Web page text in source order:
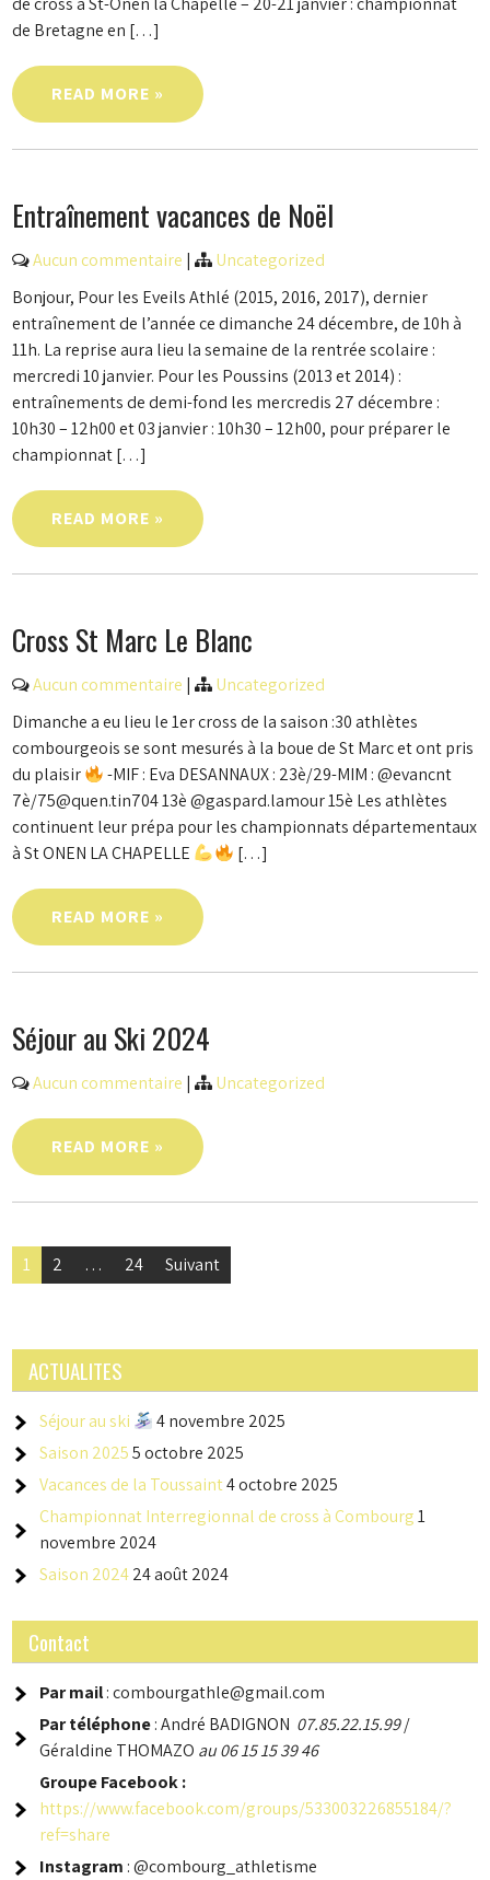
de Bretagne en […]
READ MORE »
Entraînement vacances de Noël
Aucun commentaire |
Uncategorized
Bonjour, Pour les Eveils Athlé (2015, 2016, 2017), dernier
entraînement de l’année ce dimanche 24 décembre, de 10h à
11h. La reprise aura lieu la semaine de la rentrée scolaire :
mercredi 10 janvier. Pour les Poussins (2013 et 2014) :
entraînements de demi-fond les mercredis 27 décembre :
10h30 – 12h00 et 03 janvier : 10h30 – 12h00, pour préparer le
championnat […]
READ MORE »
Cross St Marc Le Blanc
Aucun commentaire |
Uncategorized
Dimanche a eu lieu le 1er cross de la saison :30 athlètes
combourgeois se sont mesurés à la boue de St Marc et ont pris
du plaisir
-MIF : Eva DESANNAUX : 23è/29-MIM : @evancnt
7è/75@quen.tin704 13è @gaspard.lamour 15è Les athlètes
continuent leur prépa pour les championnats départementaux
à St ONEN LA CHAPELLE
[…]
READ MORE »
Séjour au Ski 2024
Aucun commentaire | Uncategorized
READ MORE »
Navigation
articles
1 2 … 24 Suivant
ACTUALITES
Séjour au ski
4 novembre 2025
Saison 2025 5 octobre 2025
Vacances de la Toussaint4 octobre 2025
Championnat Interregionnal de cross à Combourg 1
novembre 2024
Saison 202424 août 2024
Contact
Par mail: combourgathle@gmail.com
Par téléphone: André BADIGNON 07.85.22.15.99/
Géraldine THOMAZO au 06 15 15 39 46
GroupeFacebook :
https://www.facebook.com/groups/533003226855184/?
ref=share
Instagram : @combourg_athletisme